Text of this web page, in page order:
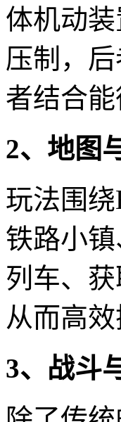
体机动
压制，
者结合
2、地图
玩法围
铁路小
列车、
从而高效
3、战斗